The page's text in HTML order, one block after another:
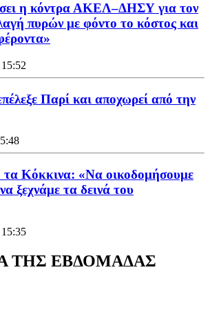
η κόντρα ΑΚΕΛ–ΔΗΣΥ για τον
πυρών με φόντο το κόστος και
Παρί και αποχωρεί από την
τα Κόκκινα: «Να οικοδομήσουμε
ξεχνάμε τα δεινά του
ΤΗΣ ΕΒΔΟΜΑΔΑΣ